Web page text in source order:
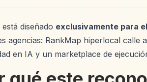
diseñado exclusivamente para
agencias: RankMap hiperlocal calle
en IA y un marketplace de